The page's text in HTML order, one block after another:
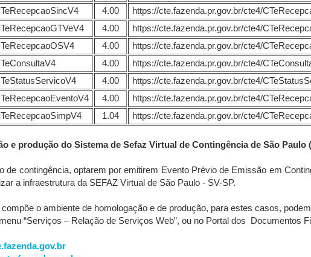
4.00
https://cte.fazenda.pr.gov.br/cte4/
4.00
https://cte.fazenda.pr.gov.br/cte4/
4.00
https://cte.fazenda.pr.gov.br/cte4/
4.00
https://cte.fazenda.pr.gov.br/cte4/
4.00
https://cte.fazenda.pr.gov.br/cte4/
4.00
https://cte.fazenda.pr.gov.br/cte4/
1.04 https://cte.fazenda.pr.gov.br/cte4/
e produção do Sistema de Sefaz Virtual de Contingência de São Paulo
de contingência, optarem por emitirem Evento Prévio de Emissão em
a infraestrutura da SEFAZ Virtual de São Paulo - SV-SP.
o ambiente de homologação e de produção, para estes casos,
“Serviços – Relação de Serviços Web”, ou no Portal dos Documentos